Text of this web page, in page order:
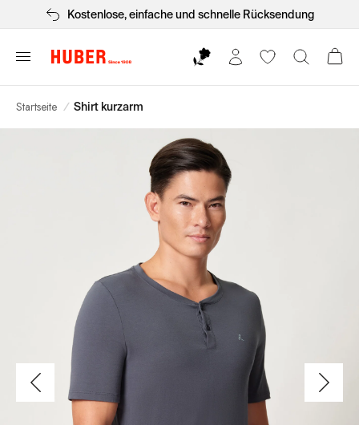
Kostenlose, einfache und schnelle Rücksendung
Startseite / Shirt kurzarm